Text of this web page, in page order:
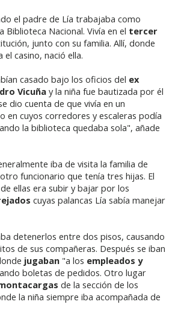
el padre de Lía trabajaba como
Biblioteca Nacional. Vivía en el tercer
junto con su familia. Allí, donde
casino, nació ella.
casado bajo los oficios del ex
Vicuñay la niña fue bautizada por él
dio cuenta de que vivía en un
en cuyos corredores y escaleras podía
la biblioteca quedaba sola", añade
iba de visita la familia de
funcionario que tenía tres hijas. El
ellas era subir y bajar por los
cuyas palancas Lía sabía manejar
detenerlos entre dos pisos, causando
de sus compañeras. Después se iban
jugaban "a los empleados y
boletas de pedidos. Otro lugar
de la sección de los
la niña siempre iba acompañada de